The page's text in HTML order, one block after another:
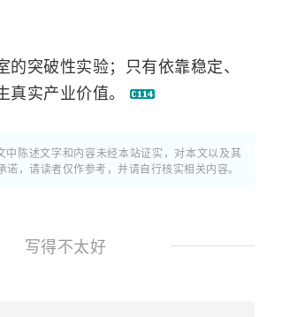
突破性实验；只有依靠稳定、
实产业价值。
陈述文字和内容未经本站证实，对本文以及其
，请读者仅作参考，并请自行核实相关内容。
写得不太好